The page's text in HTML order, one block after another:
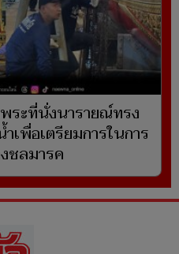
ระที่นั่งนารายณ์ทรง
พื่อเตรียมการในการ
ชลมารค